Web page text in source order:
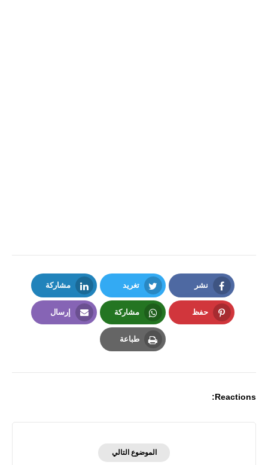
نشر
Facebook
تغريد
Twitter
مشاركة
LinkedIn
حفظ مشاركة
Whatsapp
إرسال
طباعة
Reactions:
الموضوع التالي